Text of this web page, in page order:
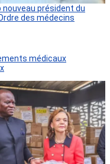
nouveau président du
des médecins
médicaux